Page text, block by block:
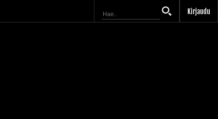
Kirjaudu